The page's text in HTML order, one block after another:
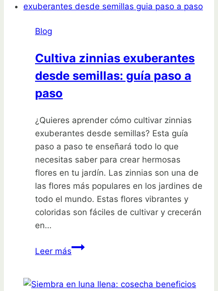
octubre
Blog
Cultiva zinnias exuberantes
desde semillas: guía paso a
paso
¿Quieres aprender cómo cultivar zinnias
exuberantes desde semillas? Esta guía
paso a paso te enseñará todo lo que
necesitas saber para crear hermosas
flores en tu jardín. Las zinnias son una de
las flores más populares en los jardines de
todo el mundo. Estas flores vibrantes y
coloridas son fáciles de cultivar y crecerán
en…
Leer másCultiva
desde